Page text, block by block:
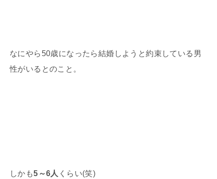
なにやら 50歳になったら結婚しようと約束している男
性がいるとのこと。
しかも5～6人 くらい(笑)